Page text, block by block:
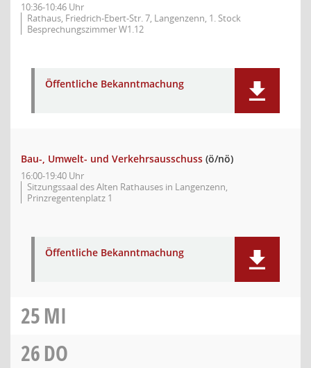
10:36-10:46 Uhr
Rathaus, Friedrich-Ebert-Str. 7, Langenzenn, 1. Stock
Besprechungszimmer W1.12
Öffentliche Bekanntmachung
Bau-, Umwelt- und Verkehrsausschuss (ö/nö)
16:00-19:40 Uhr
Sitzungssaal des Alten Rathauses in Langenzenn,
Prinzregentenplatz 1
Öffentliche Bekanntmachung
25MI
26DO